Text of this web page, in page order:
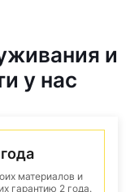
и
у нас
материалов и
гарантию 2 года.